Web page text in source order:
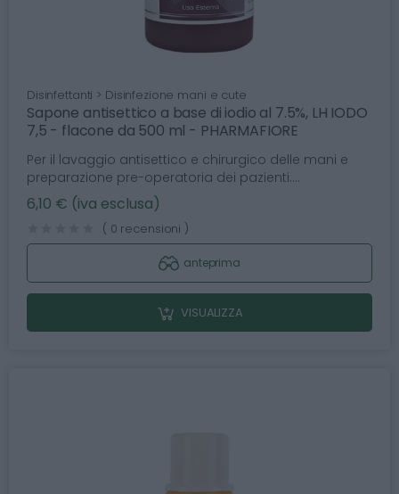
Disinfettanti > Disinfezione mani e cute
Sapone antisettico a base di iodio al 7.5%, LH IODO
7,5 - flacone da 500 ml - PHARMAFIORE
Per il lavaggio antisettico e chirurgico delle mani e
preparazione pre-operatoria dei pazienti....
6,10 € (iva esclusa)
( 0 recensioni )
anteprima
VISUALIZZA